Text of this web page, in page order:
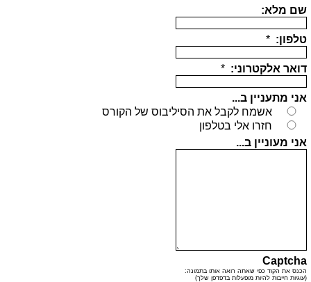
שם מלא:
טלפון: *
דואר אלקטרוני: *
אני מתעניין ב...
אשמח לקבל את הסיליבוס של הקורס
חזרו אלי בטלפון
אני מעוניין ב...
Captcha
הכנס את הקוד כפי שאתה רואה אותו בתמונה:
(עוגיות חייבות להיות מופעלות בדפדפן שלך)